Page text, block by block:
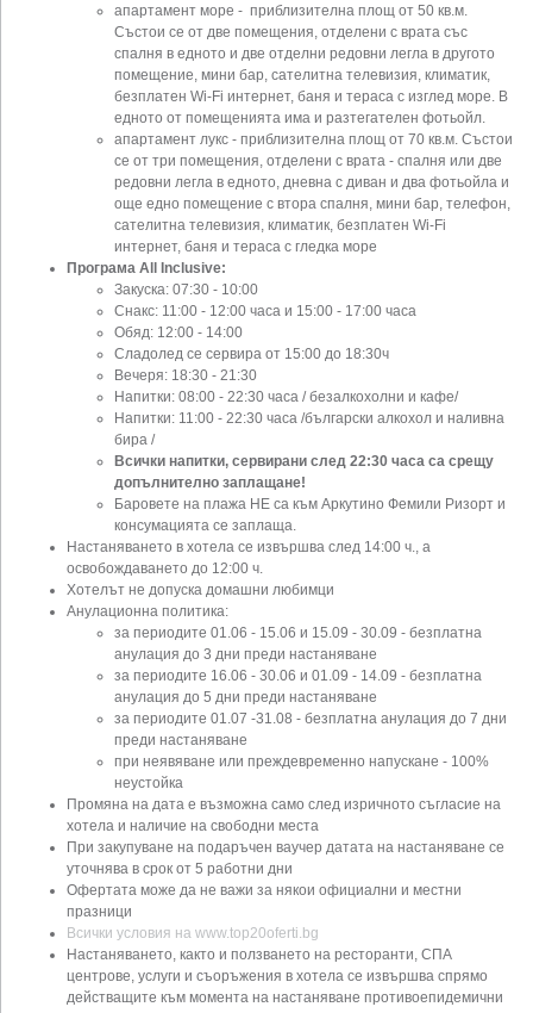
апартамент море - приблизителна площ от 50 кв.м.
Състои се от две помещения, отделени с врата със
спалня в едното и две отделни редовни легла в другото
помещение, мини бар, сателитна телевизия, климатик,
безплатен Wi-Fi интернет, баня и тераса с изглед море. В
едното от помещенията има и разтегателен фотьойл.
апартамент лукс - приблизителна площ от 70 кв.м. Състои
се от три помещения, отделени с врата - спалня или две
редовни легла в едното, дневна с диван и два фотьойла и
още едно помещение с втора спалня, мини бар, телефон,
сателитна телевизия, климатик, безплатен Wi-Fi
интернет, баня и тераса с гледка море
Програма All Inclusive:
Закуска: 07:30 - 10:00
Снакс: 11:00 - 12:00 часа и 15:00 - 17:00 часа
Обяд: 12:00 - 14:00
Сладолед се сервира от 15:00 до 18:30ч
Вечеря: 18:30 - 21:30
Напитки: 08:00 - 22:30 часа / безалкохолни и кафе/
Напитки: 11:00 - 22:30 часа /български алкохол и наливна
бира /
Всички напитки, сервирани след 22:30 часа са срещу
допълнително заплащане!
Баровете на плажа НЕ са към Аркутино Фемили Ризорт и
консумацията се заплаща.
Настаняването в хотела се извършва след 14:00 ч., а
освобождаването до 12:00 ч.
Хотелът не допуска домашни любимци
Анулационна политика:
за периодите 01.06 - 15.06 и 15.09 - 30.09 - безплатна
анулация до 3 дни преди настаняване
за периодите 16.06 - 30.06 и 01.09 - 14.09 - безплатна
анулация до 5 дни преди настаняване
за периодите 01.07 -31.08 - безплатна анулация до 7 дни
преди настаняване
при неявяване или преждевременно напускане - 100%
неустойка
Промяна на дата е възможна само след изричното съгласие на
хотела и наличие на свободни места
При закупуване на подаръчен ваучер датата на настаняване се
уточнява в срок от 5 работни дни
Офертата може да не важи за някои официални и местни
празници
Всички условия на www.top20oferti.bg
Настаняването, както и ползването на ресторанти, СПА
центрове, услуги и съоръжения в хотела се извършва спрямо
действащите към момента на настаняване противоепидемични